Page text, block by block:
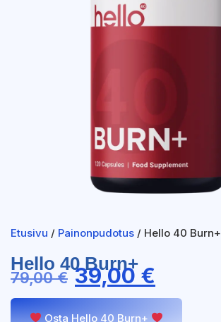
Etusivu / Painonpudotus / Hello 40 Burn+
Hello 40 Burn+
79,00€ 39,00 €
Osta Hello 40 Burn+